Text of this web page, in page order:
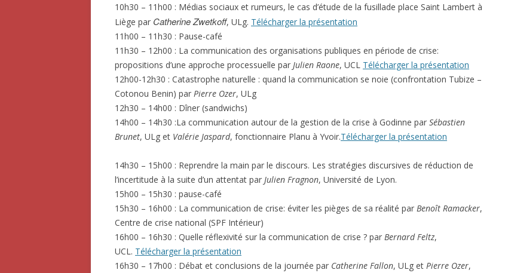
10h30 – 11h00 : Médias sociaux et rumeurs, le cas d’étude de la fusillade place Saint Lambert à
Liège par Catherine Zwetkoff, ULg. Télécharger la présentation
11h00 – 11h30 : Pause-café
11h30 – 12h00 : La communication des organisations publiques en période de crise:
propositions d’une approche processuelle par Julien Raone, UCL Télécharger la présentation
12h00-12h30 : Catastrophe naturelle : quand la communication se noie (confrontation Tubize –
Cotonou Benin) par Pierre Ozer, ULg
12h30 – 14h00 : Dîner (sandwichs)
14h00 – 14h30 :La communication autour de la gestion de la crise à Godinne par Sébastien
Brunet, ULg et Valérie Jaspard, fonctionnaire Planu à Yvoir.Télécharger la présentation
14h30 – 15h00 : Reprendre la main par le discours. Les stratégies discursives de réduction de
l’incertitude à la suite d’un attentat par Julien Fragnon, Université de Lyon.
15h00 – 15h30 : pause-café
15h30 – 16h00 : La communication de crise: éviter les pièges de sa réalité par Benoît Ramacker,
Centre de crise national (SPF Intérieur)
16h00 – 16h30 : Quelle réflexivité sur la communication de crise ? par Bernard Feltz,
UCL. Télécharger la présentation
16h30 – 17h00 : Débat et conclusions de la journée par Catherine Fallon, ULg et Pierre Ozer,